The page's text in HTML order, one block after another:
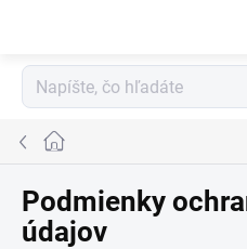
Domov
Podmienky
údajov